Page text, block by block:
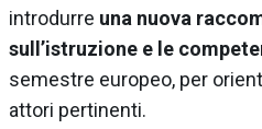
introdurre una nuova
sull’istruzione e le
semestre europeo, per
attori pertinenti.